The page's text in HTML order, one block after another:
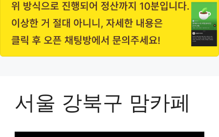
서울 강북구 맘카페